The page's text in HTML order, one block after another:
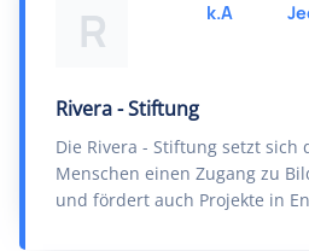
R
Rivera - Stiftung
Die Rivera - Stiftung setzt sich
Menschen einen Zugang zu
und fördert auch Projekte in
k.A